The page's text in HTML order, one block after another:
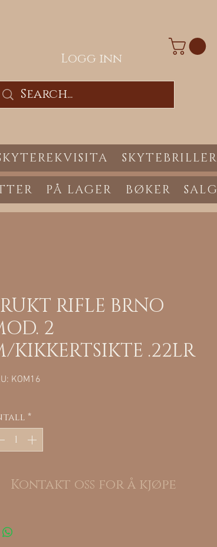
Logg inn
SKYTEBRILLER
PÅ LAGER BØKER SALG
RIFLE BRNO
2
KIKKERTSIKTE .22LR
KOM16
*
Kontakt oss for å kjøpe